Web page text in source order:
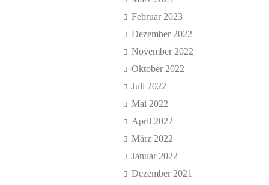
Februar 2023
Dezember 2022
November 2022
Oktober 2022
Juli 2022
Mai 2022
April 2022
März 2022
Januar 2022
Dezember 2021